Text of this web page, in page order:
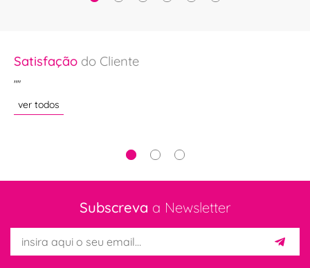
Satisfação do Cliente
""
ver todos
Subscreva a Newsletter